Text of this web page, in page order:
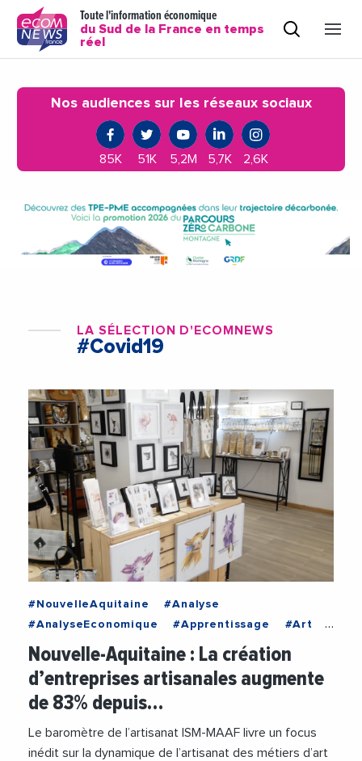
Toute l'information économique
du Sud de la France en temps
réel
Nos audiences sur les réseaux sociaux
85K 51K 5,2M 5,7K 2,6K
LA SÉLECTION D'ECOMNEWS
#Covid19
#NouvelleAquitaine
#Analyse
#AnalyseEconomique
#Apprentissage
#Art
#Artisanat
#Artisans
#CMA
#CMANouvelleAquitaine
#Covid19
#Economie
#Emploi
#Entreprises
#Formation
#Menuiserie
#Photographie
Nouvelle-Aquitaine : La création
d’entreprises artisanales augmente
de 83% depuis…
Le baromètre de l’artisanat ISM-MAAF livre un focus
inédit sur la dynamique de l’artisanat des métiers d’art